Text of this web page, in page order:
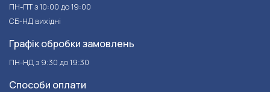
ПН-ПТ з 10:00 до 19:00
СБ-НД вихідні
Графік обробки замовлень
ПН-НД з 9:30 до 19:30
Способи оплати